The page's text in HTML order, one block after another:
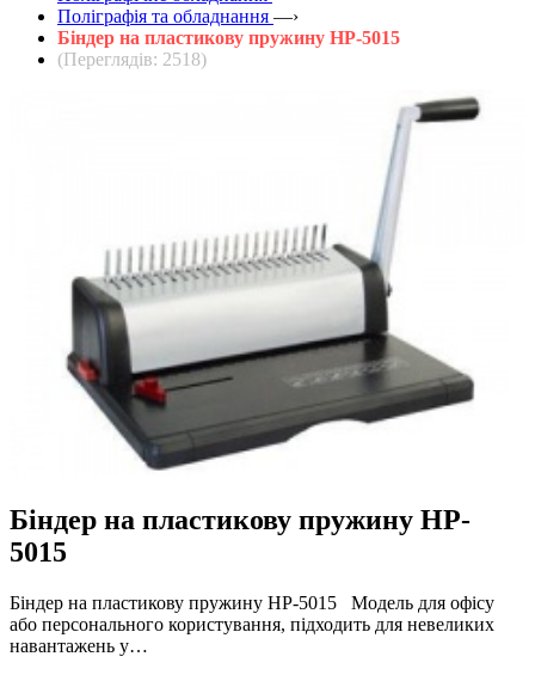
Поліграфія та обладнання —›
Біндер на пластикову пружину HP-5015
(Переглядів: 2518)
Біндер на пластикову пружину HP-
5015
Біндер на пластикову пружину HP-5015 Модель для офісу
або персонального користування, підходить для невеликих
навантажень у…